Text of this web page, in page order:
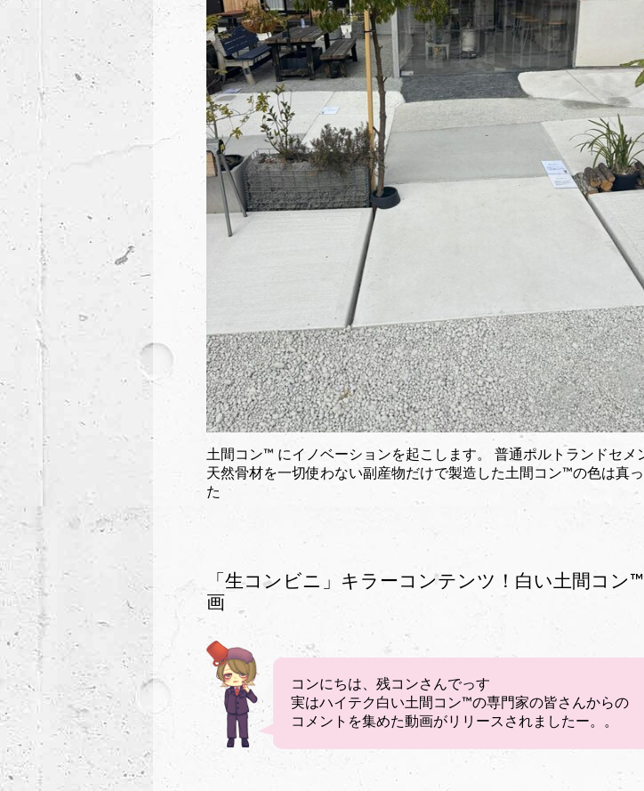
土間コン™︎ にイノベーションを起こします。 普通ポルトランドセメ
天然骨材を一切使わない副産物だけで製造した土間コン™︎の色は真
た
「生コンビニ」キラーコンテンツ！白い土間コン
画
コンにちは、残コンさんでっす
実はハイテク白い土間コン™︎の専門家の皆さんからの
コメントを集めた動画がリリースされましたー。。